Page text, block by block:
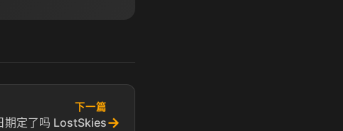
下一篇
期定了吗 LostSkies→